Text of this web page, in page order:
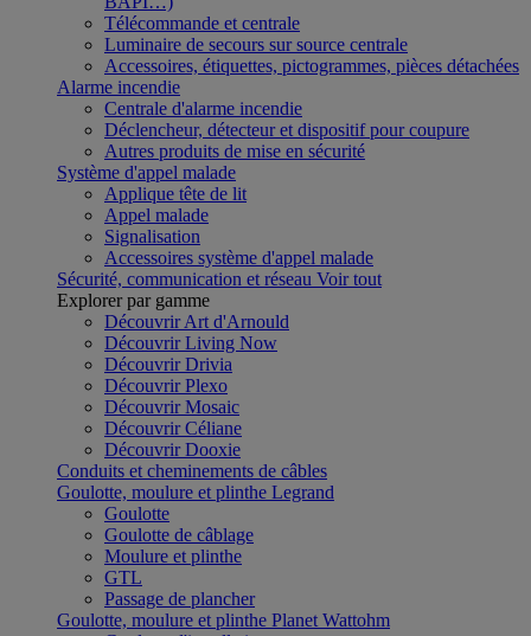
Télécommande et centrale
Luminaire de secours sur source centrale
Accessoires, étiquettes, pictogrammes, pièces détachées
Alarme incendie
Centrale d'alarme incendie
Déclencheur, détecteur et dispositif pour coupure
Autres produits de mise en sécurité
Système d'appel malade
Applique tête de lit
Appel malade
Signalisation
Accessoires système d'appel malade
Sécurité, communication et réseau Voir tout
Explorer par gamme
Découvrir Art d'Arnould
Découvrir Living Now
Découvrir Drivia
Découvrir Plexo
Découvrir Mosaic
Découvrir Céliane
Découvrir Dooxie
Conduits et cheminements de câbles
Goulotte, moulure et plinthe Legrand
Goulotte
Goulotte de câblage
Moulure et plinthe
GTL
Passage de plancher
Goulotte, moulure et plinthe Planet Wattohm